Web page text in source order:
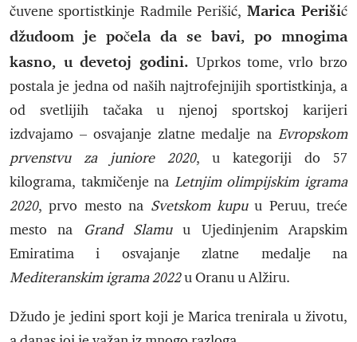
čuvene sportistkinje Radmile Perišić, Marica Perišić
džudoom je počela da se bavi, po mnogima
kasno, u devetoj godini. Uprkos tome, vrlo brzo
postala je jedna od naših najtrofejnijih sportistkinja, a
od svetlijih tačaka u njenoj sportskoj karijeri
izdvajamo – osvajanje zlatne medalje na Evropskom
prvenstvu za juniore 2020, u kategoriji do 57
kilograma, takmičenje na Letnjim olimpijskim igrama
2020, prvo mesto na Svetskom kupuu Peruu, treće
mesto na
Grand Slamuu Ujedinjenim Arapskim
Emiratima i osvajanje zlatne medalje na
Mediteranskim igrama 2022u Oranu u Alžiru.
Džudo je jedini sport koji je Marica trenirala u životu,